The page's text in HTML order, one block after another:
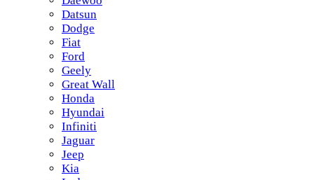
Datsun
Dodge
Fiat
Ford
Geely
Great Wall
Honda
Hyundai
Infiniti
Jaguar
Jeep
Kia